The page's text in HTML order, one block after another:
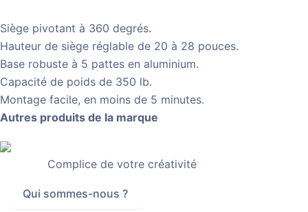
Siège pivotant à 360 degrés.
Hauteur de siège réglable de 20 à 28 pouces.
Base robuste à 5 pattes en aluminium.
Capacité de poids de 350 lb.
Montage facile, en moins de 5 minutes.
Autres produits de la marque
Complice de votre créativité
Qui sommes-nous ?